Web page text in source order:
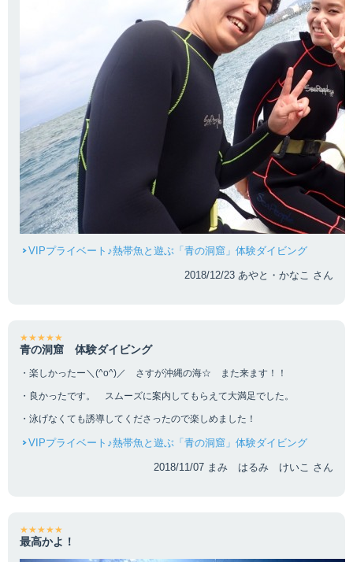
VIPプライベート♪熱帯魚と遊ぶ「青の洞窟」体験ダイビング
2018/12/23 あやと・かなこ さん
★★★★★
青の洞窟 体験ダイビング
・楽しかったー＼(^o^)／ さすが沖縄の海☆ また来ます！！
・良かったです。 スムーズに案内してもらえて大満足でした。
・泳げなくても誘導してくださったので楽しめました！
VIPプライベート♪熱帯魚と遊ぶ「青の洞窟」体験ダイビング
2018/11/07 まみ はるみ けいこ さん
★★★★★
最高かよ！